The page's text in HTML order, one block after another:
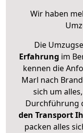
Wir haben
Die
Erfahrung im
kennen die
Marl nach
sich um
Durchführung
den Transport
packen alles